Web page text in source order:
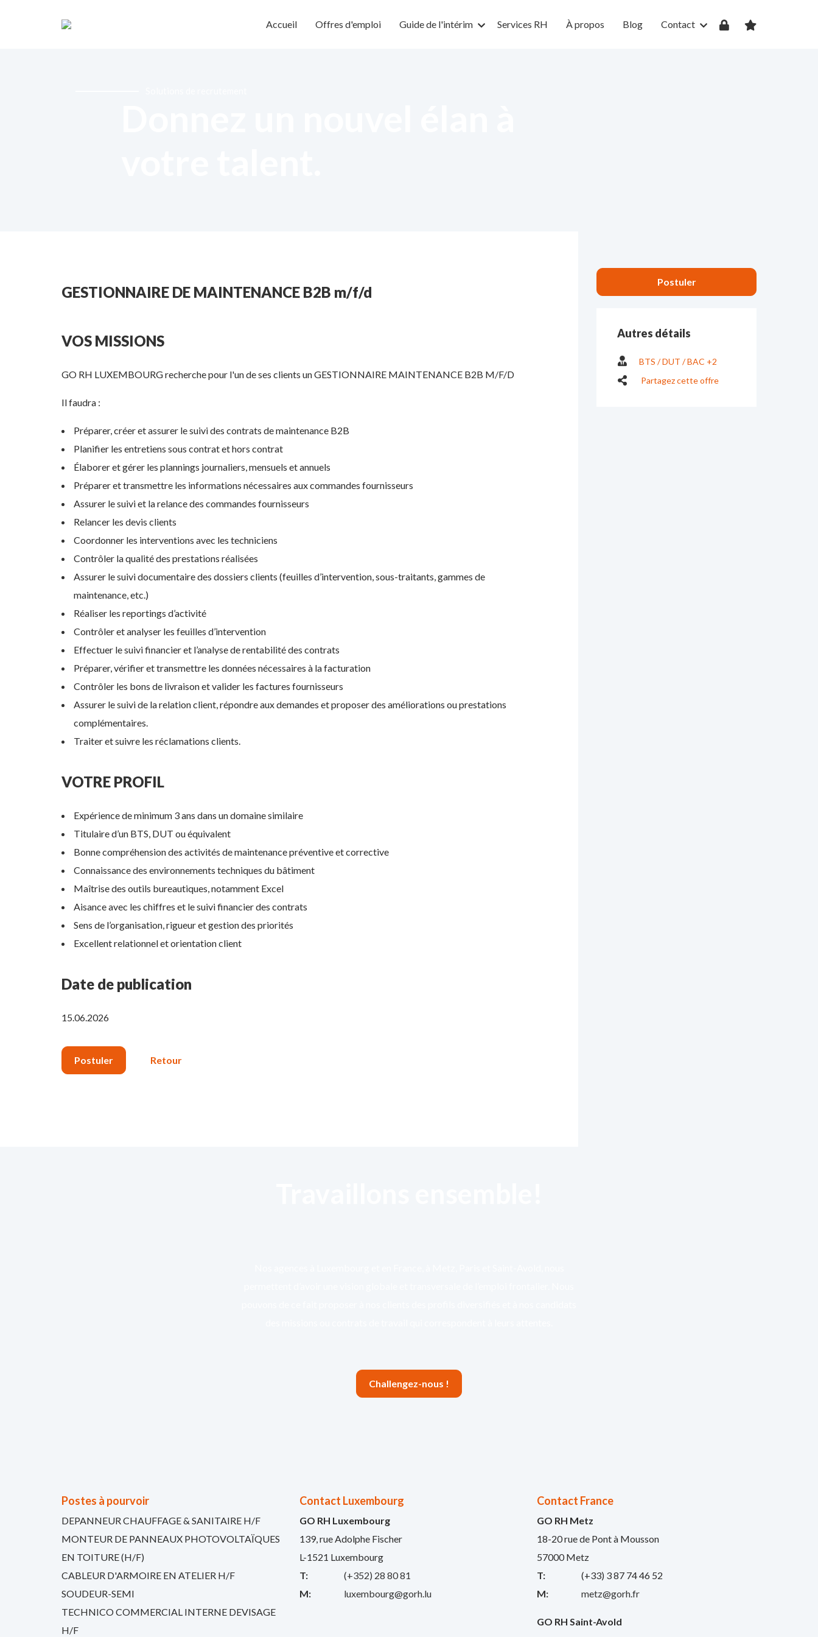
Accueil Offres d'emploi Guide de l'intérim Services RH À propos Blog Contact
GESTIONNAIRE DE MAINTENANCE B2B m/f/d
VOS MISSIONS
GO RH LUXEMBOURG recherche pour l'un de ses clients un GESTIONNAIRE MAINTENANCE B2B M/F/D
Il faudra :
Préparer, créer et assurer le suivi des contrats de maintenance B2B
Planifier les entretiens sous contrat et hors contrat
Élaborer et gérer les plannings journaliers, mensuels et annuels
Préparer et transmettre les informations nécessaires aux commandes fournisseurs
Assurer le suivi et la relance des commandes fournisseurs
Relancer les devis clients
Coordonner les interventions avec les techniciens
Contrôler la qualité des prestations réalisées
Assurer le suivi documentaire des dossiers clients (feuilles d’intervention, sous-traitants, gammes de
maintenance, etc.)
Réaliser les reportings d’activité
Contrôler et analyser les feuilles d’intervention
Effectuer le suivi financier et l’analyse de rentabilité des contrats
Préparer, vérifier et transmettre les données nécessaires à la facturation
Contrôler les bons de livraison et valider les factures fournisseurs
Assurer le suivi de la relation client, répondre aux demandes et proposer des améliorations ou prestations
complémentaires.
Traiter et suivre les réclamations clients.
VOTRE PROFIL
Expérience de minimum 3 ans dans un domaine similaire
Titulaire d’un BTS, DUT ou équivalent
Bonne compréhension des activités de maintenance préventive et corrective
Connaissance des environnements techniques du bâtiment
Maîtrise des outils bureautiques, notamment Excel
Aisance avec les chiffres et le suivi financier des contrats
Sens de l’organisation, rigueur et gestion des priorités
Excellent relationnel et orientation client
Date de publication
15.06.2026
Autres détails
BTS / DUT / BAC +2
Partagez cette offre
Challengez-nous !
Postes à pourvoir
DEPANNEUR CHAUFFAGE & SANITAIRE H/F
MONTEUR DE PANNEAUX PHOTOVOLTAÏQUES
EN TOITURE (H/F)
CABLEUR D'ARMOIRE EN ATELIER H/F
SOUDEUR-SEMI
TECHNICO COMMERCIAL INTERNE DEVISAGE
H/F
Contact Luxembourg
GO RH Luxembourg
139, rue Adolphe Fischer
L-1521 Luxembourg
T:
(+352) 28 80 81
M:
luxembourg@gorh.lu
Contact France
GO RH Metz
18-20 rue de Pont à Mousson
57000 Metz
T:
(+33) 3 87 74 46 52
M:
metz@gorh.fr
GO RH Saint-Avold